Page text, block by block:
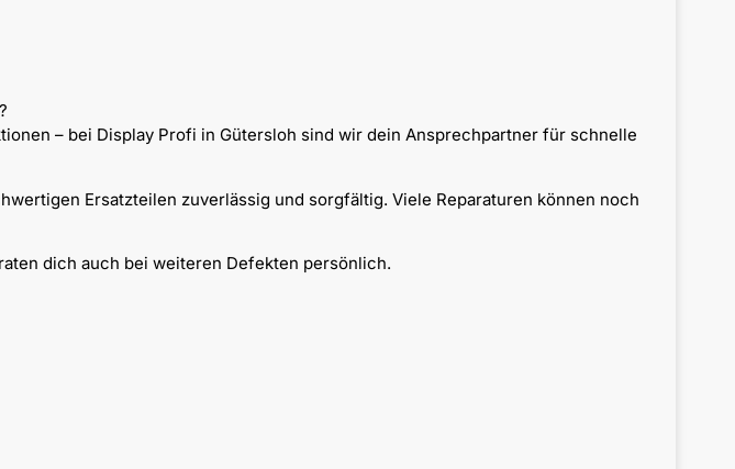
– bei Display Profi in Gütersloh sind wir dein Ansprechpartner für schnelle
Ersatzteilen zuverlässig und sorgfältig. Viele Reparaturen können noch
dich auch bei weiteren Defekten persönlich.